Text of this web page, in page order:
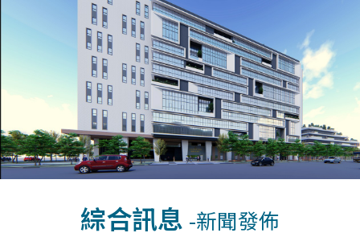
綜合訊息 -新聞發佈